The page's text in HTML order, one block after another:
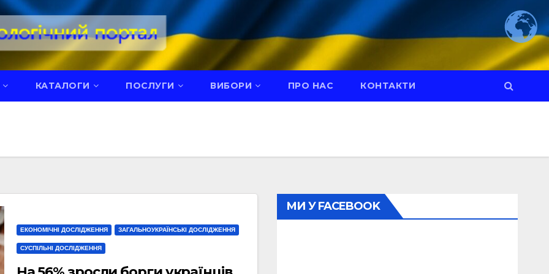
КАТАЛОГИ ПОСЛУГИ ВИБОРИ ПРО НАС КОНТАКТИ
ЕКОНОМІЧНІ ДОСЛІДЖЕННЯ ЗАГАЛЬНОУКРАЇНСЬКІ ДОСЛІДЖЕННЯ
СУСПІЛЬНІ ДОСЛІДЖЕННЯ
МИ У FACEBOOK